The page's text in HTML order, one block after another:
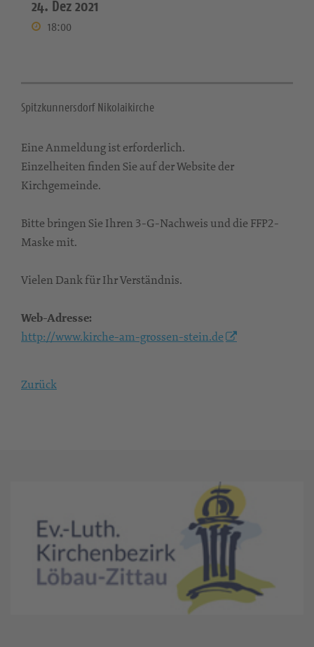
24. Dez 2021
18:00
Spitzkunnersdorf Nikolaikirche
Eine Anmeldung ist erforderlich.
Einzelheiten finden Sie auf der Website der
Kirchgemeinde.
Bitte bringen Sie Ihren 3-G-Nachweis und die FFP2-
Maske mit.
Vielen Dank für Ihr Verständnis.
Web-Adresse:
http://www.kirche-am-grossen-stein.de
Zurück